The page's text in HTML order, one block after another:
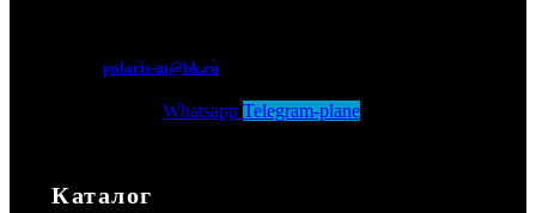
polaris-m@bk.ru
Whatsapp Telegram-plane
Каталог